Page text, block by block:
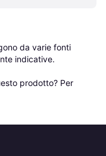
da varie fonti
indicative.
prodotto? Per